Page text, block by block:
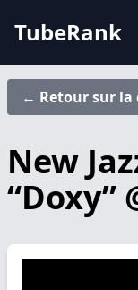
TubeRank
← Retour sur la
New
“Doxy”